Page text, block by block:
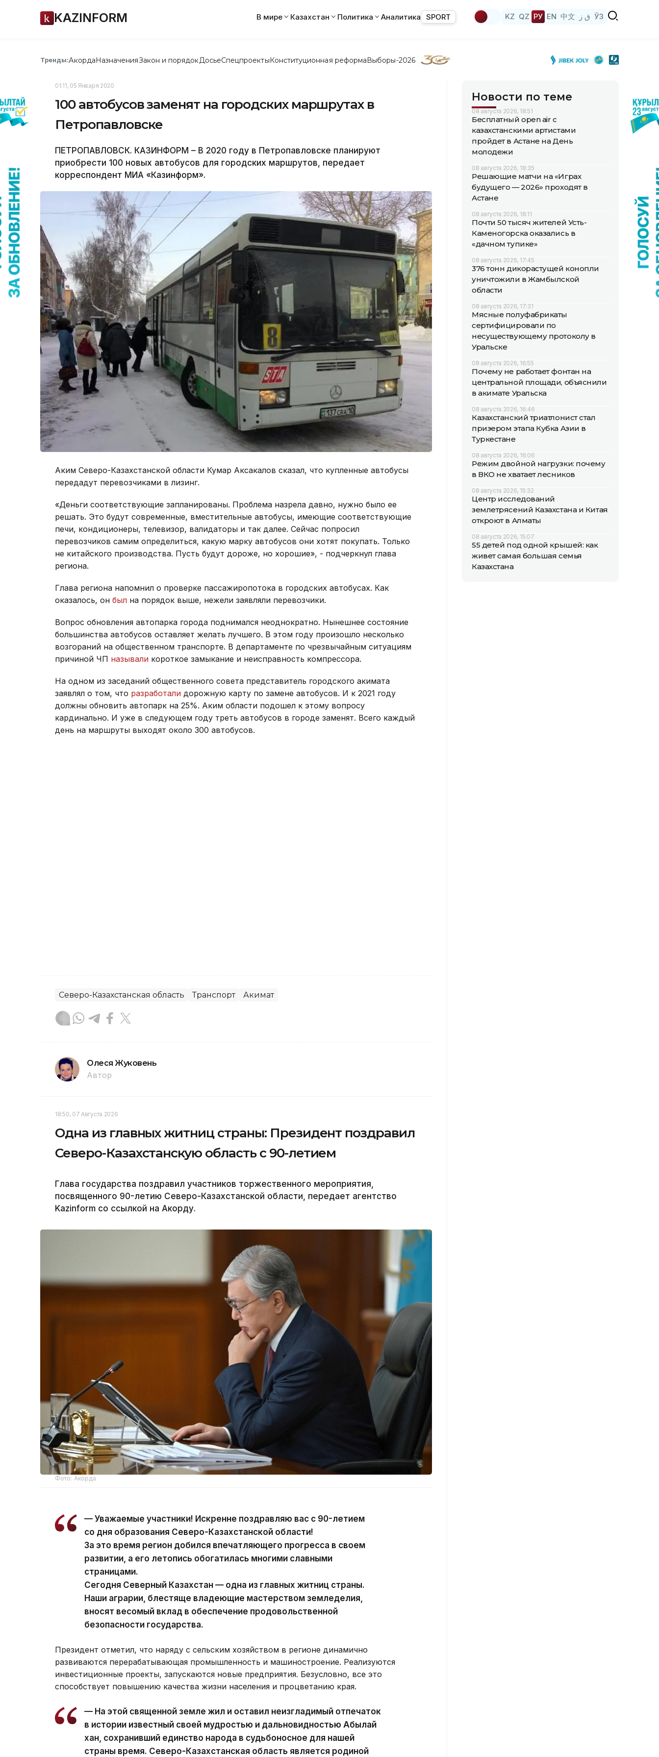
KAZINFORM В мире Казахстан Политика Аналитика SPORT KZ QZ РУ EN 中文 ق ز ЎЗ
Тренды:АкордаНазначенияЗакон и порядок ДосьеСпецпроектыКонституционная реформаВыборы-2026
01:11, 05 Января 2020
100 автобусов заменят на городских маршрутах в
Петропавловске
ПЕТРОПАВЛОВСК. КАЗИНФОРМ – В 2020 году в Петропавловске планируют
приобрести 100 новых автобусов для городских маршрутов, передает
корреспондент МИА «Казинформ».
Аким Северо-Казахстанской области Кумар Аксакалов сказал, что купленные автобусы
передадут перевозчиками в лизинг.
«Деньги соответствующие запланированы. Проблема назрела давно, нужно было ее
решать. Это будут современные, вместительные автобусы, имеющие соответствующие
печи, кондиционеры, телевизор, валидаторы и так далее. Сейчас попросил
перевозчиков самим определиться, какую марку автобусов они хотят покупать. Только
не китайского производства. Пусть будут дороже, но хорошие», - подчеркнул глава
региона.
Глава региона напомнил о проверке пассажиропотока в городских автобусах. Как
оказалось, он был на порядок выше, нежели заявляли перевозчики.
Вопрос обновления автопарка города поднимался неоднократно. Нынешнее состояние
большинства автобусов оставляет желать лучшего. В этом году произошло несколько
возгораний на общественном транспорте. В департаменте по чрезвычайным ситуациям
причиной ЧП называли короткое замыкание и неисправность компрессора.
На одном из заседаний общественного совета представитель городского акимата
заявлял о том, что разработали дорожную карту по замене автобусов. И к 2021 году
должны обновить автопарк на 25%. Аким области подошел к этому вопросу
кардинально. И уже в следующем году треть автобусов в городе заменят. Всего каждый
день на маршруты выходят около 300 автобусов.
Северо-Казахстанская область Транспорт Акимат
Олеся Жуковень
Автор
18:50, 07 Августа 2026
Одна из главных житниц страны: Президент поздравил
Северо-Казахстанскую область с 90-летием
Глава государства поздравил участников торжественного мероприятия,
посвященного 90-летию Северо-Казахстанской области, передает агентство
Kazinform со ссылкой на Акорду.
Фото: Акорда
— Уважаемые участники! Искренне поздравляю вас с 90-летием
со дня образования Северо-Казахстанской области!
За это время регион добился впечатляющего прогресса в своем
развитии, а его летопись обогатилась многими славными
страницами.
Сегодня Северный Казахстан — одна из главных житниц страны.
Наши аграрии, блестяще владеющие мастерством земледелия,
вносят весомый вклад в обеспечение продовольственной
безопасности государства.
Президент отметил, что наряду с сельским хозяйством в регионе динамично
развиваются перерабатывающая промышленность и машиностроение. Реализуются
инвестиционные проекты, запускаются новые предприятия. Безусловно, все это
способствует повышению качества жизни населения и процветанию края.
— На этой священной земле жил и оставил неизгладимый отпечаток
в истории известный своей мудростью и дальновидностью Абылай
хан, сохранивший единство народа в судьбоносное для нашей
страны время. Северо-Казахстанская область является родиной
Новости по теме
08 августа 2026, 18:51
Бесплатный open air с
казахстанскими артистами
пройдет в Астане на День
молодежи
08 августа 2026, 18:35
Решающие матчи на «Играх
будущего — 2026» проходят в
Астане
08 августа 2026, 18:11
Почти 50 тысяч жителей Усть-
Каменогорска оказались в
«дачном тупике»
08 августа 2026, 17:45
376 тонн дикорастущей конопли
уничтожили в Жамбылской
области
08 августа 2026, 17:31
Мясные полуфабрикаты
сертифицировали по
несуществующему протоколу в
Уральске
08 августа 2026, 16:55
Почему не работает фонтан на
центральной площади, объяснили
в акимате Уральска
08 августа 2026, 16:46
Казахстанский триатлонист стал
призером этапа Кубка Азии в
Туркестане
08 августа 2026, 16:06
Режим двойной нагрузки: почему
в ВКО не хватает лесников
08 августа 2026, 15:32
Центр исследований
землетрясений Казахстана и Китая
откроют в Алматы
08 августа 2026, 15:07
55 детей под одной крышей: как
живет самая большая семья
Казахстана